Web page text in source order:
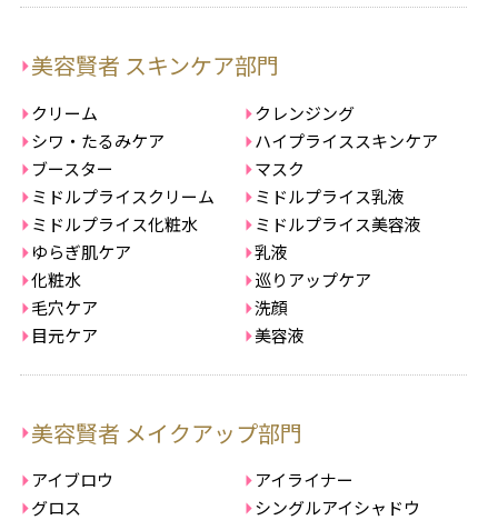
美容賢者 スキンケア部門
クリーム
クレンジング
シワ・たるみケア
ハイプライススキンケア
ブースター
マスク
ミドルプライスクリーム
ミドルプライス乳液
ミドルプライス化粧水
ミドルプライス美容液
ゆらぎ肌ケア
乳液
化粧水
巡りアップケア
毛穴ケア
洗顔
目元ケア
美容液
美容賢者 メイクアップ部門
アイブロウ
アイライナー
グロス
シングルアイシャドウ